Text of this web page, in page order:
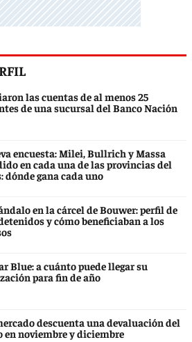
las cuentas de al menos 25
de una sucursal del Banco Nación
encuesta: Milei, Bullrich y Massa
en cada una de las provincias del
dónde gana cada uno
en la cárcel de Bouwer: perfil de
y cómo beneficiaban a los
Blue: a cuánto puede llegar su
para fin de año
descuenta una devaluación del
en noviembre y diciembre